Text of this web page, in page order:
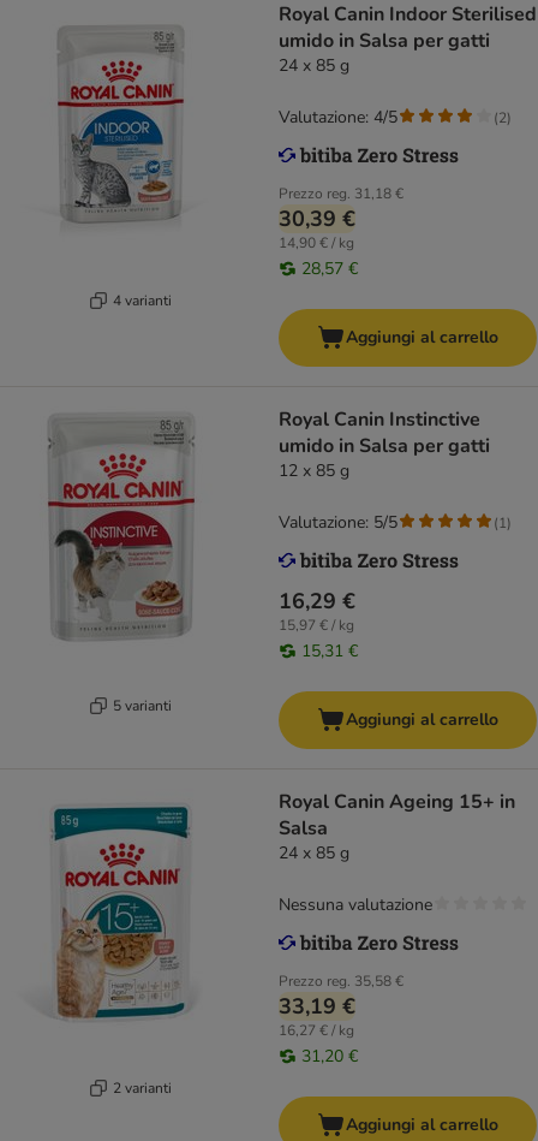
4 varianti
Royal Canin Indoor Sterilised
umido in Salsa per gatti
24 x 85 g
Prezzo reg. 31,18 €
30,39 €
14,90 € / kg
28,57 €
Valutazione: 4/5 (2)
Aggiungi al carrello
5 varianti
Royal Canin Instinctive
umido in Salsa per gatti
12 x 85 g
16,29 €
15,97 € / kg
15,31 €
Valutazione: 5/5 (1)
Aggiungi al carrello
2 varianti
Royal Canin Ageing 15+ in
Salsa
24 x 85 g
Prezzo reg. 35,58 €
33,19 €
16,27 € / kg
31,20 €
Nessuna valutazione
Aggiungi al carrello